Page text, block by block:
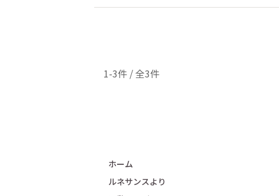
1-3件 / 全3件
ホーム
ルネサンスより